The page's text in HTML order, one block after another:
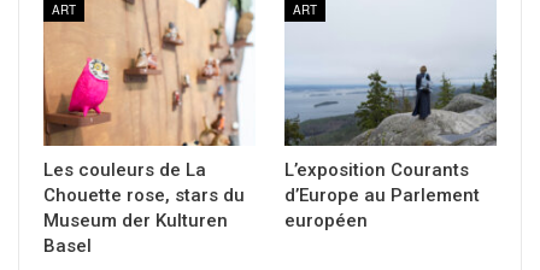
ART
Les couleurs de La
Chouette rose, stars du
Museum der Kulturen
Basel
ART
L’exposition Courants
d’Europe au Parlement
européen